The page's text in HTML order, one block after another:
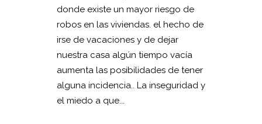
donde existe un mayor riesgo de
robos en las viviendas. el hecho de
irse de vacaciones y de dejar
nuestra casa algún tiempo vacía
aumenta las posibilidades de tener
alguna incidencia.. La inseguridad y
el miedo a que...